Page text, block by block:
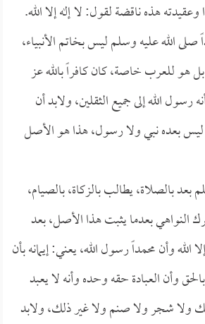
هذه ناقضة لقول: لا إله إلا الله.
الله عليه وسلم ليس بخاتم الأنبياء،
هو للعرب خاصة، كان كافراً بالله عز
الله إلى جميع الثقلين، ولابد أن
ليس بعده نبي ولا رسول، هذا هو الأصل
بعد بالصلاة، يطالب بالزكاة، بالصيام،
النواهي بعدما يثبت هذا الأصل، بعد
الله وأن محمداً رسول الله، يعني: إيمانه بأن
وأن العبادة حقه وحده وأنه لا يعبد
ولا شجر ولا صنم ولا غير ذلك، ولابد